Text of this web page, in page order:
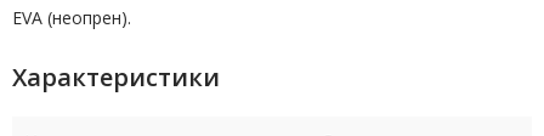
EVA (неопрен).
Характеристики